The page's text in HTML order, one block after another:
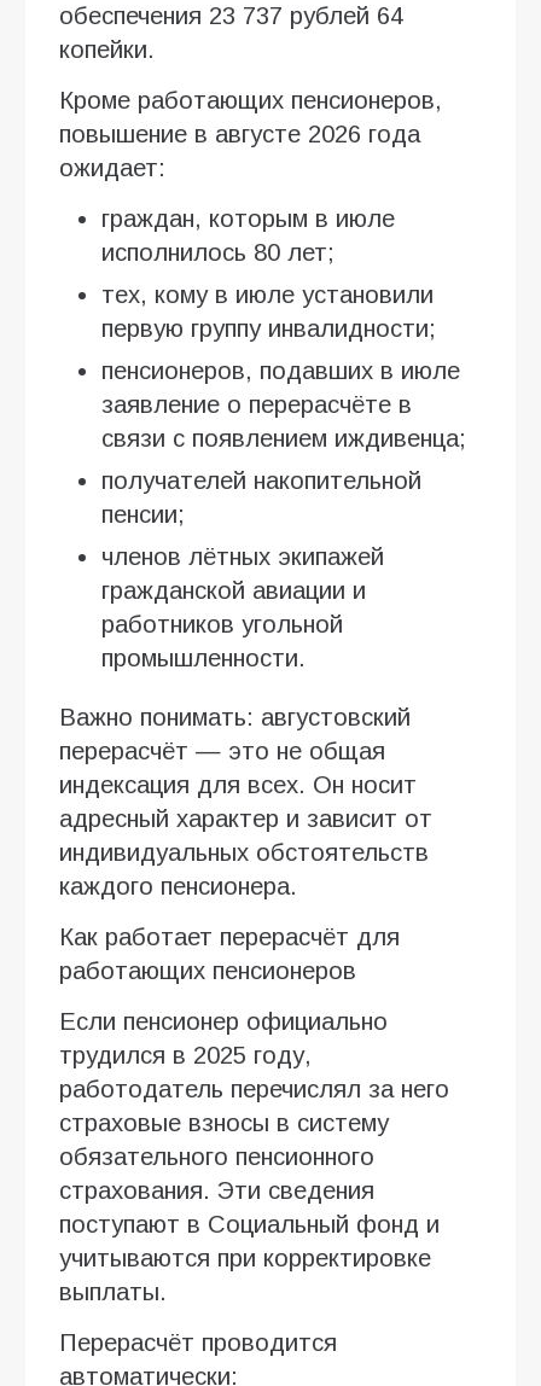
обеспечения 23 737 рублей 64
копейки.
Кроме работающих пенсионеров,
повышение в августе 2026 года
ожидает:
граждан, которым в июле
исполнилось 80 лет;
тех, кому в июле установили
первую группу инвалидности;
пенсионеров, подавших в июле
заявление о перерасчёте в
связи с появлением иждивенца;
получателей накопительной
пенсии;
членов лётных экипажей
гражданской авиации и
работников угольной
промышленности.
Важно понимать: августовский
перерасчёт — это не общая
индексация для всех. Он носит
адресный характер и зависит от
индивидуальных обстоятельств
каждого пенсионера.
Как работает перерасчёт для
работающих пенсионеров
Если пенсионер официально
трудился в 2025 году,
работодатель перечислял за него
страховые взносы в систему
обязательного пенсионного
страхования. Эти сведения
поступают в Социальный фонд и
учитываются при корректировке
выплаты.
Перерасчёт проводится
автоматически: